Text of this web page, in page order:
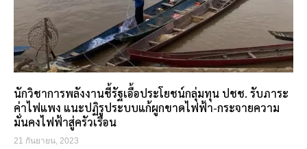
นักวิชาการพลังงานชี้รัฐเอื้อประโยชน์กลุ่มทุน ปชช. รับภาระ
ค่าไฟแพง แนะปฏิรูประบบแก้ผูกขาดไฟฟ้า-กระจายความ
มั่นคงไฟฟ้าสู่ครัวเรือน
21 กันยายน, 2023